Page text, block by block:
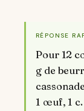
RÉPONSE
Pour 12
g de
1 œuf, 1